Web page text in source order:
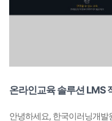
온라인교육 솔루션 LMS
안녕하세요, 한국이러닝개